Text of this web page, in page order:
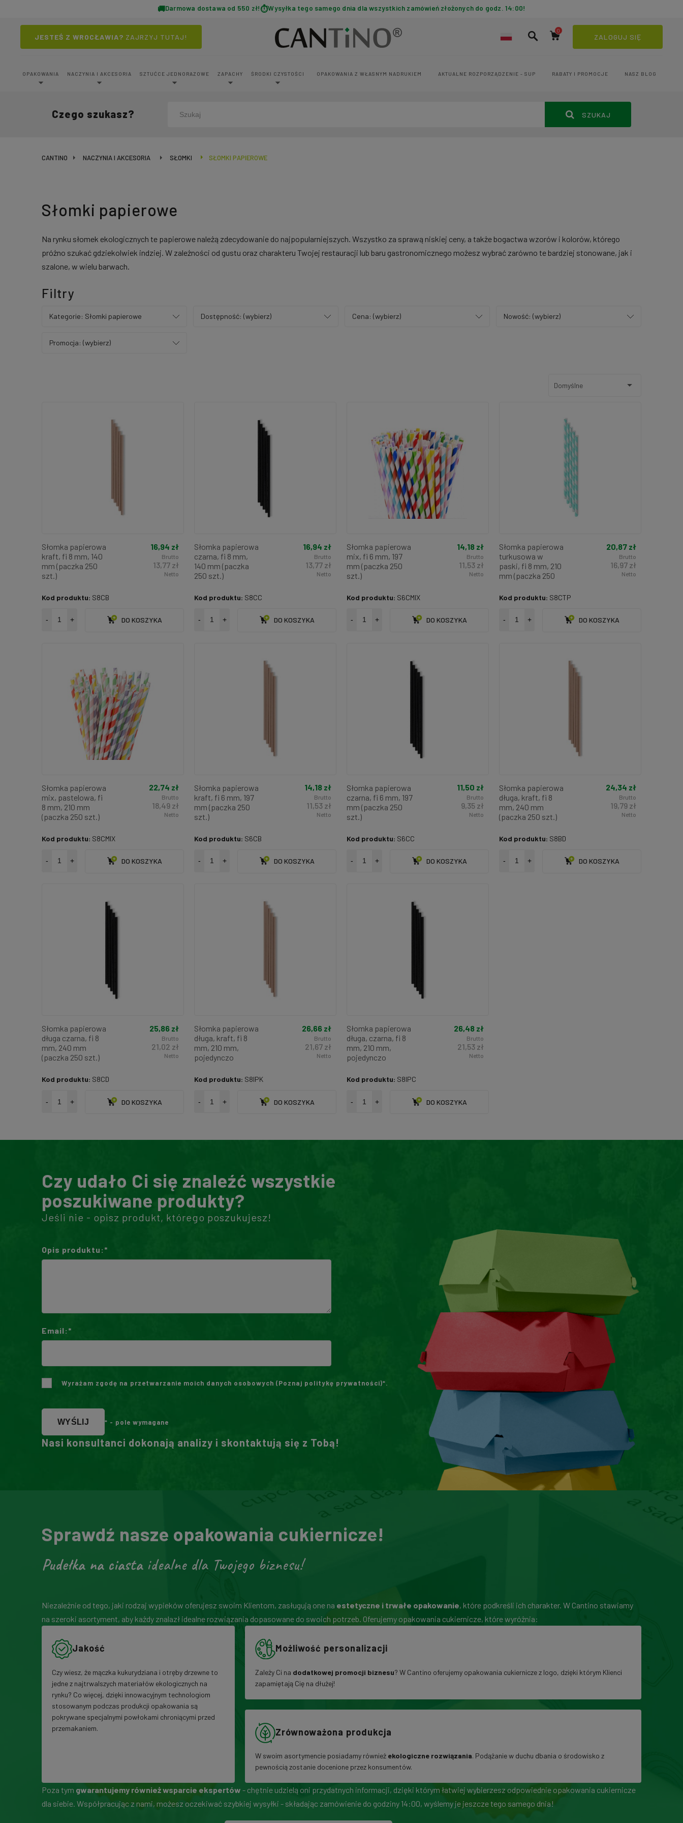
JESTEŚ Z WROCŁAWIA? ZAJRZYJ TUTAJ! ZALOGUJ SIĘ
OPAKOWANIA NACZYNIA I AKCESORIA SZTUĆCE JEDNORAZOWE ZAPACHY ŚRODKI CZYSTOŚCI OPAKOWANIA Z WŁASNYM NADRUKIEM AKTUALNE ROZPORZĄDZENIE - SUP RABATY I PROMOCJE NASZ BLOG
Czego szukasz? SZUKAJ
CANTINO NACZYNIA I AKCESORIA SŁOMKI SŁOMKI PAPIEROWE
Słomki papierowe
Na rynku słomek ekologicznych te papierowe należą zdecydowanie do najpopularniejszych. Wszystko za sprawą niskiej ceny, a także bogactwa wzorów i kolorów, którego
próżno szukać gdziekolwiek indziej. W zależności od gustu oraz charakteru Twojej restauracji lub baru gastronomicznego możesz wybrać zarówno te bardziej stonowane, jak i
szalone, w wielu barwach.
Filtry
Kategorie: Słomki papierowe Dostępność: (wybierz) Cena: (wybierz) Nowość: (wybierz)
Promocja: (wybierz)
Darmowa dostawa od 550 zł! Wysyłka tego samego dnia dla wszystkich zamówień złożonych do godz. 14:00!
Słomka papierowa
kraft, fi 8 mm, 140
mm (paczka 250
szt.)
16,94 zł
Brutto
13,77 zł
Netto
Kod produktu: S8CB
+
- DO KOSZYKA
Słomka papierowa
czarna, fi 8 mm,
140 mm (paczka
250 szt.)
16,94 zł
Brutto
13,77 zł
Netto
Kod produktu: S8CC
+
- DO KOSZYKA
Słomka papierowa
mix, fi 6 mm, 197
mm (paczka 250
szt.)
14,18 zł
Brutto
11,53 zł
Netto
Kod produktu: S6CMIX
+
- DO KOSZYKA
Słomka papierowa
turkusowa w
paski, fi 8 mm, 210
mm (paczka 250
20,87 zł
Brutto
16,97 zł
Netto
Kod produktu: S8CTP
+
- DO KOSZYKA
Słomka papierowa
mix, pastelowa, fi
8 mm, 210 mm
(paczka 250 szt.)
22,74 zł
Brutto
18,49 zł
Netto
Kod produktu: S8CMIX
+
- DO KOSZYKA
Słomka papierowa
kraft, fi 6 mm, 197
mm (paczka 250
szt.)
14,18 zł
Brutto
11,53 zł
Netto
Kod produktu: S6CB
+
- DO KOSZYKA
Słomka papierowa
czarna, fi 6 mm, 197
mm (paczka 250
szt.)
11,50 zł
Brutto
9,35 zł
Netto
Kod produktu: S6CC
+
- DO KOSZYKA
Słomka papierowa
długa, kraft, fi 8
mm, 240 mm
(paczka 250 szt.)
24,34 zł
Brutto
19,79 zł
Netto
Kod produktu: S8BD
+
- DO KOSZYKA
Słomka papierowa
długa czarna, fi 8
mm, 240 mm
(paczka 250 szt.)
25,86 zł
Brutto
21,02 zł
Netto
Kod produktu: S8CD
+
- DO KOSZYKA
Słomka papierowa
długa, kraft, fi 8
mm, 210 mm,
pojedynczo
250 szt.)
26,66 zł
Brutto
21,67 zł
Netto
Kod produktu: S8IPK
+
- DO KOSZYKA
Słomka papierowa
długa, czarna, fi 8
mm, 210 mm,
pojedynczo
250 szt.)
26,48 zł
Brutto
21,53 zł
Netto
Kod produktu: S8IPC
+
- DO KOSZYKA
Czy udało Ci się znaleźć wszystkie
poszukiwane produkty?
Jeśli nie - opisz produkt, którego poszukujesz!
Opis produktu:*
Email:*
Wyrażam zgodę na przetwarzanie moich danych osobowych (Poznaj politykę prywatności)*.
WYŚLIJ * - pole wymagane
Nasi konsultanci dokonają analizy i skontaktują się z Tobą!
Sprawdź nasze opakowania cukiernicze!
Pudełka na ciastaidealne dla Twojego biznesu!
Niezależnie od tego, jaki rodzaj wypieków oferujesz swoim Klientom, zasługują one na estetyczne i trwałe opakowanie, które podkreśli ich charakter. W Cantino stawiamy
na szeroki asortyment, aby każdy znalazł idealne rozwiązania dopasowane do swoich potrzeb. Oferujemy opakowania cukiernicze, które wyróżnia:
Jakość
Czy wiesz, że mączka kukurydziana i otręby drzewne to
jedne z najtrwalszych materiałów ekologicznych na
rynku? Co więcej, dzięki innowacyjnym technologiom
stosowanym podczas produkcji opakowania są
pokrywane specjalnymi powłokami chroniącymi przed
przemakaniem.
Zrównoważona produkcja
W swoim asortymencie posiadamy również ekologiczne rozwiązania. Podążanie w duchu dbania o środowisko z
pewnością zostanie docenione przez konsumentów.
Możliwość personalizacji
Zależy Ci na dodatkowej promocji biznesu? W Cantino oferujemy opakowania cukiernicze z logo, dzięki którym Klienci
zapamiętają Cię na dłużej!
Poza tym gwarantujemy również wsparcie ekspertów - chętnie udzielą oni przydatnych informacji, dzięki którym łatwiej wybierzesz odpowiednie opakowania cukiernicze
dla siebie. Współpracując z nami, możesz oczekiwać szybkiej wysyłki - składając zamówienie do godziny 14:00, wyślemy je jeszcze tego samego dnia!